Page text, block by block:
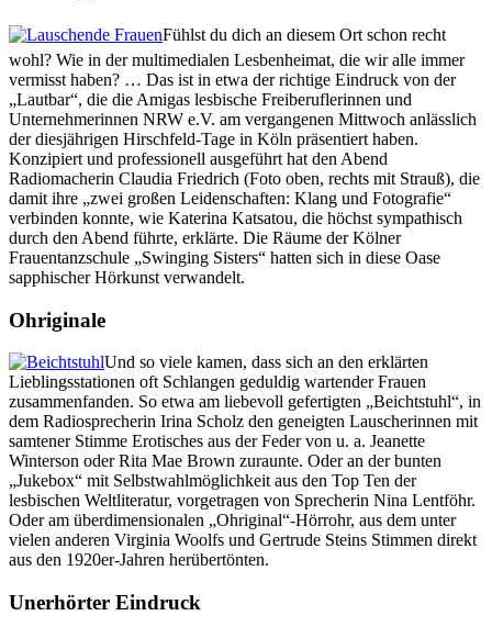
Fühlst du dich an diesem Ort schon recht
wohl? Wie in der multimedialen Lesbenheimat, die wir alle immer
vermisst haben? … Das ist in etwa der richtige Eindruck von der
„Lautbar“, die die Amigas lesbische Freiberuflerinnen und
Unternehmerinnen NRW e.V. am vergangenen Mittwoch anlässlich
der diesjährigen Hirschfeld-Tage in Köln präsentiert haben.
Konzipiert und professionell ausgeführt hat den Abend
Radiomacherin Claudia Friedrich (Foto oben, rechts mit Strauß), die
damit ihre „zwei großen Leidenschaften: Klang und Fotografie“
verbinden konnte, wie Katerina Katsatou, die höchst sympathisch
durch den Abend führte, erklärte. Die Räume der Kölner
Frauentanzschule „Swinging Sisters“ hatten sich in diese Oase
sapphischer Hörkunst verwandelt.
Ohriginale
Und so viele kamen, dass sich an den erklärten
Lieblingsstationen oft Schlangen geduldig wartender Frauen
zusammenfanden. So etwa am liebevoll gefertigten „Beichtstuhl“, in
dem Radiosprecherin Irina Scholz den geneigten Lauscherinnen mit
samtener Stimme Erotisches aus der Feder von u. a. Jeanette
Winterson oder Rita Mae Brown zuraunte. Oder an der bunten
„Jukebox“ mit Selbstwahlmöglichkeit aus den Top Ten der
lesbischen Weltliteratur, vorgetragen von Sprecherin Nina Lentföhr.
Oder am überdimensionalen „Ohriginal“-Hörrohr, aus dem unter
vielen anderen Virginia Woolfs und Gertrude Steins Stimmen direkt
aus den 1920er-Jahren herübertönten.
Unerhörter Eindruck